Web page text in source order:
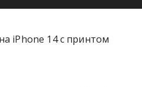
iPhone 14 с принтом